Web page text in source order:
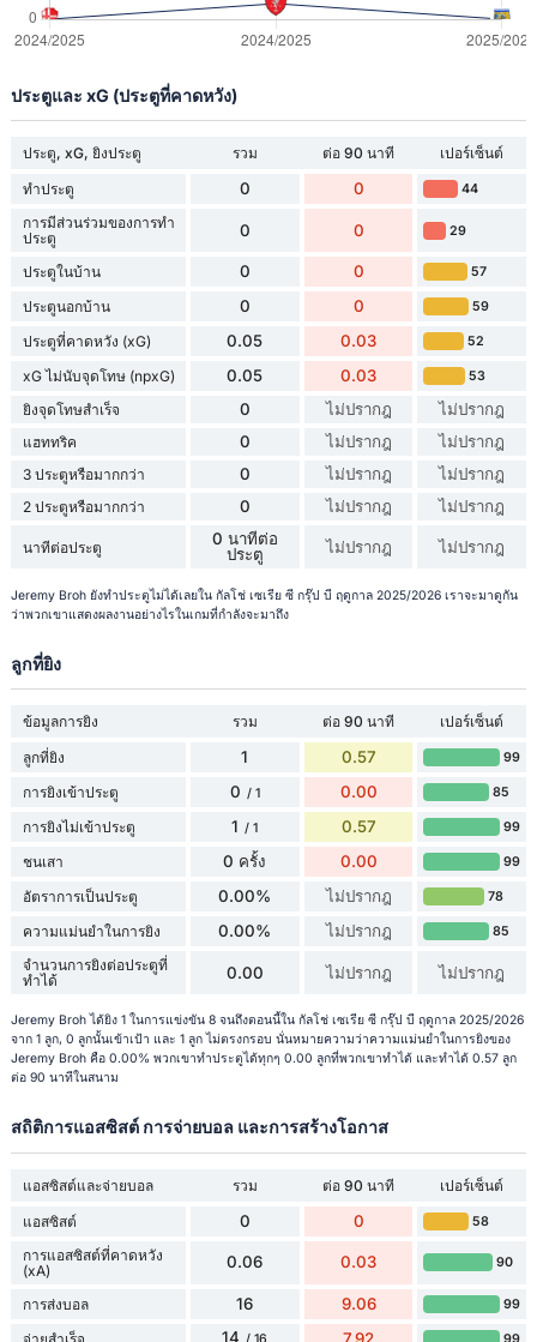
ประตูและ xG (ประตูที่คาดหวัง)
ประตู, xG, ยิงประตู รวม ต่อ 90 นาที
เปอร์เซ็นต์
ทำประตู
0 0 44
การมีส่วนร่วมของการทำ
ประตู
0 0 29
ประตูในบ้าน 0 0 57
ประตูนอกบ้าน 0 0 59
ประตูที่คาดหวัง (xG) 0.05 0.03 52
xG ไม่นับจุดโทษ (npxG) 0.05 0.03 53
ยิงจุดโทษสำเร็จ 0 ไม่ปรากฎ ไม่ปรากฎ
แฮททริค 0 ไม่ปรากฎ ไม่ปรากฎ
3 ประตูหรือมากกว่า 0 ไม่ปรากฎ ไม่ปรากฎ
2 ประตูหรือมากกว่า 0 ไม่ปรากฎ ไม่ปรากฎ
นาทีต่อประตู
0 นาทีต่อ
ประตู
ไม่ปรากฎ ไม่ปรากฎ
Jeremy Broh ยังทำประตูไม่ได้เลยใน กัลโช่ เซเรีย ซี กรุ๊ป บี ฤดูกาล 2025/2026 เราจะมาดูกัน
ว่าพวกเขาแสดงผลงานอย่างไรในเกมที่กำลังจะมาถึง
ลูกที่ยิง
ข้อมูลการยิง รวม ต่อ 90 นาที
เปอร์เซ็นต์
ลูกที่ยิง
1 0.57 99
การยิงเข้าประตู 0 / 1 0.00 85
การยิงไม่เข้าประตู 1 / 1 0.57 99
ชนเสา 0 ครั้ง 0.00 99
อัตราการเป็นประตู 0.00% ไม่ปรากฎ 78
ความแม่นยำในการยิง 0.00% ไม่ปรากฎ 85
จำนวนการยิงต่อประตูที่
ทำได้
0.00 ไม่ปรากฎ ไม่ปรากฎ
Jeremy Broh ได้ยิง 1 ในการแข่งขัน 8 จนถึงตอนนี้ใน กัลโช่ เซเรีย ซี กรุ๊ป บี ฤดูกาล 2025/2026
จาก 1 ลูก, 0 ลูกนั้นเข้าเป้า และ 1 ลูก ไม่ตรงกรอบ นั่นหมายความว่าความแม่นยำในการยิงของ
Jeremy Broh คือ 0.00% พวกเขาทำประตูได้ทุกๆ 0.00 ลูกที่พวกเขาทำได้ และทำได้ 0.57 ลูก
ต่อ 90 นาทีในสนาม
สถิติการแอสซิสต์ การจ่ายบอล และการสร้างโอกาส
แอสซิสต์และจ่ายบอล รวม ต่อ 90 นาที
เปอร์เซ็นต์
แอสซิสต์
0 0 58
การแอสซิสต์ที่คาดหวัง
(xA)
0.06 0.03 90
การส่งบอล 16 9.06 99
14 7.92 99